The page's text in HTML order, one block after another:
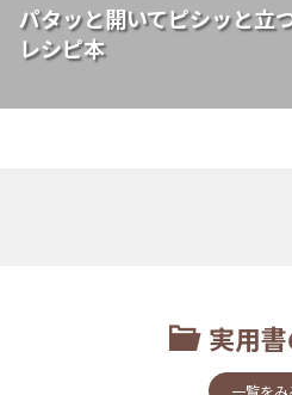
パタッと開いてピシッと
レシピ本
実用
一覧をみ